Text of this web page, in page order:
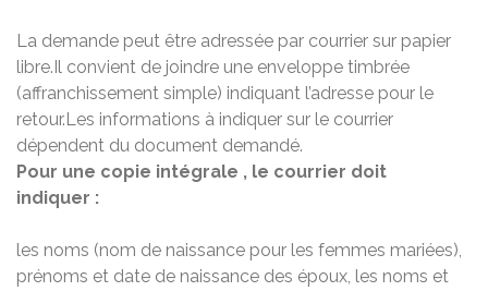
La demande peut être adressée par courrier sur papier
libre.Il convient de joindre une enveloppe timbrée
(affranchissement simple) indiquant l’adresse pour le
retour.Les informations à indiquer sur le courrier
dépendent du document demandé.
Pour une copie intégrale , le courrier doit
indiquer :
les noms (nom de naissance pour les femmes mariées),
prénoms et date de naissance des époux, les noms et